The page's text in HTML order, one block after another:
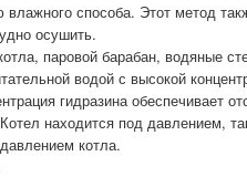
способа. Этот метод
осушить.
паровой барабан, водяные
водой с высокой
гидразина обеспечивает
находится под давлением,
котла.